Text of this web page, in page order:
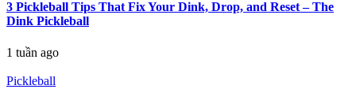
3 Pickleball Tips That Fix Your Dink, Drop, and Reset – The
Dink Pickleball
1 tuần ago
Pickleball